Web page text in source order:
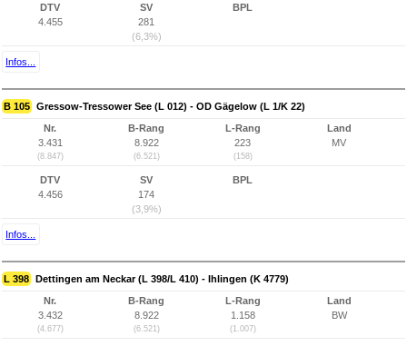
DTV
4.455
SV
281
(6,3%)
BPL
Infos...
B 105 Gressow-Tressower See (L 012) - OD Gägelow (L 1/K 22)
Nr.
3.431
(8.847)
B-Rang
8.922
(6.521)
L-Rang
223
(158)
Land
MV
DTV
4.456
SV
174
(3,9%)
BPL
Infos...
L 398 Dettingen am Neckar (L 398/L 410) - Ihlingen (K 4779)
Nr.
3.432
(4.677)
B-Rang
8.922
(6.521)
L-Rang
1.158
(1.007)
Land
BW